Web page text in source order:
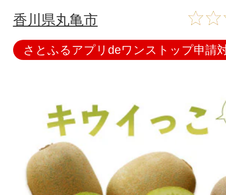
香川県丸亀市
さとふるアプリdeワンストップ申請